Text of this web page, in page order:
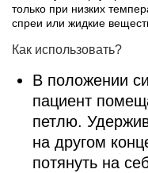
только при низких
спреи или жидкие
Как использовать?
В положении
пациент
петлю.
на другом
потянуть на